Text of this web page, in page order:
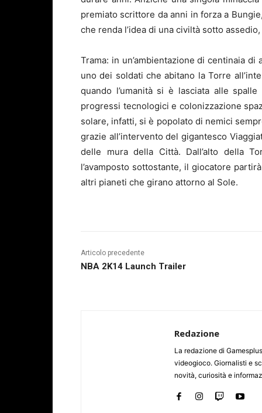
premiato scrittore da anni in forza a
che renda l’idea di una civiltà sotto
Trama: in un’ambientazione di centinaia
uno dei soldati che abitano la Torre
quando l’umanità si è lasciata alle
progressi tecnologici e colonizzazione
solare, infatti, si è popolato di nemici
grazie all’intervento del gigantesco
delle mura della Città. Dall’alto della
l’avamposto sottostante, il giocatore
altri pianeti che girano attorno al Sole.
Articolo precedente
NBA 2K14 Launch Trailer
Redazione
La redazione di
videogioco. Giornalisti e
novità, curiosità e